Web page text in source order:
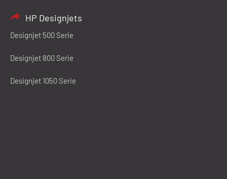
HP Designjets
Designjet 500 Serie
Designjet 800 Serie
Designjet 1050 Serie